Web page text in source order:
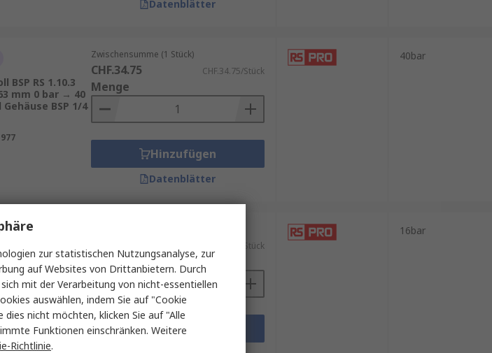
Datenblätter
BSP RS 1.10.3
mm 0 bar → 40
BSP 1/4
Zwischensumme (1 Stück)
CHF.34.75 CHF.34.75/Stück
Menge
Hinzufügen
Datenblätter
40bar
Lagerbestand
WLB-DPG
-1
% ABS
CHF.243.43/Stück
Menge
Hinzufügen
16bar
zur statistischen Nutzungsanalyse, zur
auf Websites von Drittanbietern. Durch
mit der Verarbeitung von nicht-essentiellen
auswählen, indem Sie auf "Cookie
dies nicht möchten, klicken Sie auf "Alle
Funktionen einschränken. Weitere
Richtlinie.